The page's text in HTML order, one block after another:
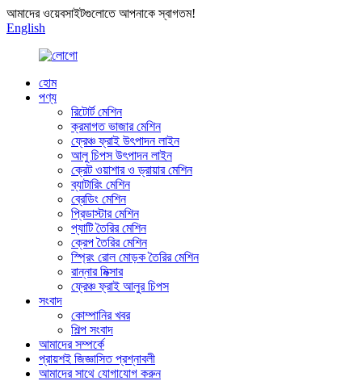
আমাদের ওয়েবসাইটগুলোতে আপনাকে স্বাগতম!
English
হোম
পণ্য
রিটোর্ট মেশিন
ক্রমাগত ভাজার মেশিন
ফ্রেঞ্চ ফ্রাই উৎপাদন লাইন
আলু চিপস উৎপাদন লাইন
ক্রেট ওয়াশার ও ড্রায়ার মেশিন
ব্যাটারিং মেশিন
ব্রেডিং মেশিন
প্রিডাস্টার মেশিন
প্যাটি তৈরির মেশিন
ক্রেপ তৈরির মেশিন
স্প্রিং রোল মোড়ক তৈরির মেশিন
রান্নার মিক্সার
ফ্রেঞ্চ ফ্রাই আলুর চিপস
সংবাদ
কোম্পানির খবর
শিল্প সংবাদ
আমাদের সম্পর্কে
প্রায়শই জিজ্ঞাসিত প্রশ্নাবলী
আমাদের সাথে যোগাযোগ করুন